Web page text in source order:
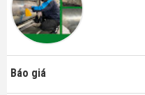
Báo giá